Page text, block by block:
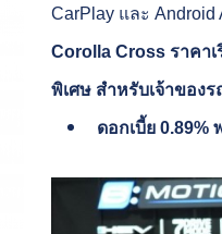
CarPlay และ
Corolla Cross ราคา
พิเศษ สำหรับเจ้าของ
ดอกเบี้ย 0.89%